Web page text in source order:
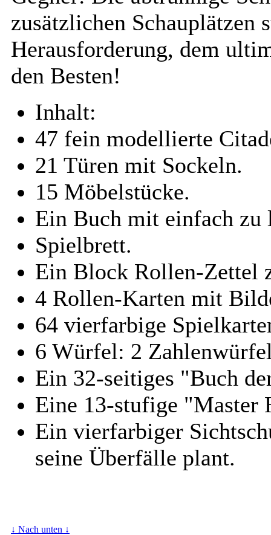
zusätzlichen Schauplätzen
Herausforderung, dem
den Besten!
Inhalt:
47 fein modellierte
21 Türen mit Sockeln.
15 Möbelstücke.
Ein Buch mit einfach zu
Spielbrett.
Ein Block Rollen-Zettel
4 Rollen-Karten mit
64 vierfarbige
6 Würfel: 2
Ein 32-seitiges "Buch
Eine 13-stufige "Master
Ein vierfarbiger
seine Überfälle plant.
↓ Nach unten ↓